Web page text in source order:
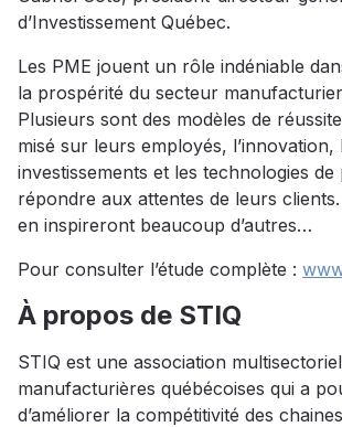
d’Investissement Québec.
Les PME jouent un rôle indéniable
la prospérité du secteur
Plusieurs sont des modèles de
misé sur leurs employés, l’innovation,
investissements et les technologies
répondre aux attentes de leurs clients.
en inspireront beaucoup d’autres…
Pour consulter l’étude complète :
À propos de STIQ
STIQ est une association
manufacturières québécoises qui a
d’améliorer la compétitivité des chaines